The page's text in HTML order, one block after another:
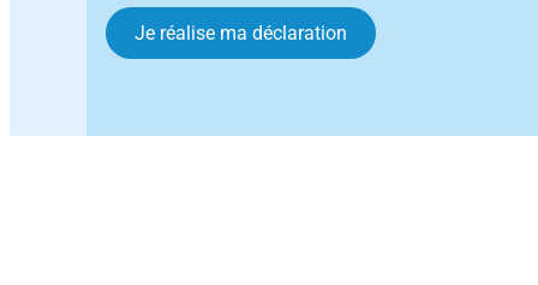
Je réalise ma déclaration